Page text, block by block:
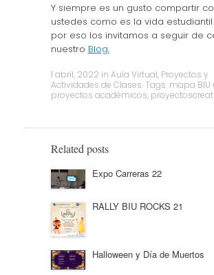
Y siempre es un gusto compartir
ustedes como es la vida estudiantil
por eso los invitamos a seguir de
nuestro Blog.
1 abril, 2022 in Aula Virtual, Proyectos y
Actividades de Clases. Tags: mapa
proyectos académicos,
Related posts
Expo Carreras 22
RALLY BIU ROCKS 21
Halloween y Día de Muertos